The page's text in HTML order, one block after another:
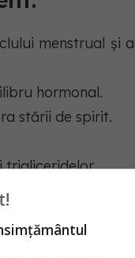
menstrual și a
hormonal.
stării de spirit.
trigliceridelor.
insulina rezistenta